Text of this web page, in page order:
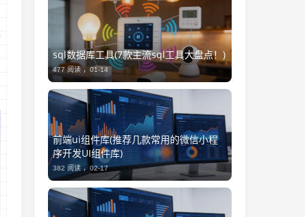
sql数据库工具(7款主流sql工具大盘点！)
477 阅读 ，01-14
前端ui组件库(推荐几款常用的微信小程
序开发UI组件库)
382 阅读 ，02-17